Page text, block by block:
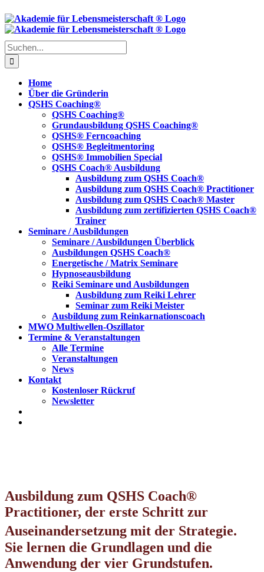
to
content
Suche
nach:
Home
Über die Gründerin
QSHS Coaching®
QSHS Coaching®
Grundausbildung QSHS Coaching®
QSHS® Ferncoaching
QSHS® Begleitmentoring
QSHS® Immobilien Special
QSHS Coach® Ausbildung
Ausbildung zum QSHS Coach®
Ausbildung zum QSHS Coach® Practitioner
Ausbildung zum QSHS Coach® Master
Ausbildung zum zertifizierten QSHS Coach®
Trainer
Seminare / Ausbildungen
Seminare / Ausbildungen Überblick
Ausbildungen QSHS Coach®
Energetische / Matrix Seminare
Hypnoseausbildung
Reiki Seminare und Ausbildungen
Ausbildung zum Reiki Lehrer
Seminar zum Reiki Meister
Ausbildung zum Reinkarnationscoach
MWO Multiwellen-Oszillator
Termine & Veranstaltungen
Alle Termine
Veranstaltungen
News
Kontakt
Kostenloser Rückruf
Newsletter
Ausbildung zum QSHS Coach®
Practitioner, der erste Schritt zur
Auseinandersetzung mit der Strategie.
Sie lernen die Grundlagen und die
Anwendung der vier Grundstufen.